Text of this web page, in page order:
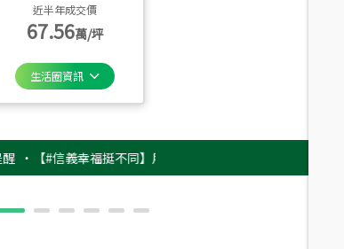
近半年成交價
67.56萬/坪
生活圈資訊
#信義幸福挺不同】用實力，讓升職免抽號碼牌！最新雇主品